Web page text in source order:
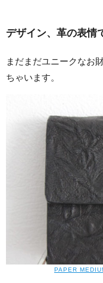
デザイン、革の表情
まだまだユニークなお
ちゃいます。
PAPER